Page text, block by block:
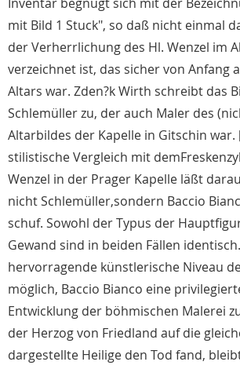
mit Bild 1 Stuck", so daß nicht einmal
der Verherrlichung des Hl. Wenzel im
verzeichnet ist, das sicher von Anfang
Altars war. Zden?k Wirth schreibt das
Schlemüller zu, der auch Maler des
Altarbildes der Kapelle in Gitschin war.
stilistische Vergleich mit
Wenzel in der Prager Kapelle läßt
nicht Schlemüller,sondern Baccio
schuf. Sowohl der Typus der
Gewand sind in beiden Fällen
hervorragende künstlerische Niveau
möglich, Baccio Bianco eine
Entwicklung der böhmischen Malerei
der Herzog von Friedland auf die
dargestellte Heilige den Tod fand,